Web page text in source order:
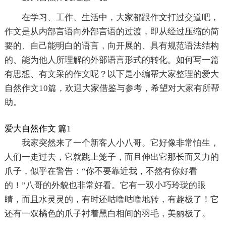
在学习、工作、生活中，大家都跟作文打过交道吧，
作文是从内部言语向外部言语的过渡，即从经过压缩的简
要的、自己能明白的语言，向开展的、具有规范语法结构
的、能为他人所理解的外部语言形式的转化。如何写一篇
有思想、有文采的作文呢？以下是小编帮大家整理的爱大
自然作文10篇，欢迎大家借鉴与参考，希望对大家有所帮
助。
爱大自然作文 篇1
我家突然来了一个新客人小八哥。它好像非常怕生，
人们一走过去，它就跳上笼子，而且伸出它那长而又力的
爪子，似乎在警告：“你不要靠近我，不然有你好看
的！”八哥的外貌也非常好看。它有一双小巧玲珑的眼
睛，而且水灵灵的，有时还咕噜咕噜地转，有趣极了！它
还有一双橘色的爪子衬着黑白相间的羽毛，美丽极了。